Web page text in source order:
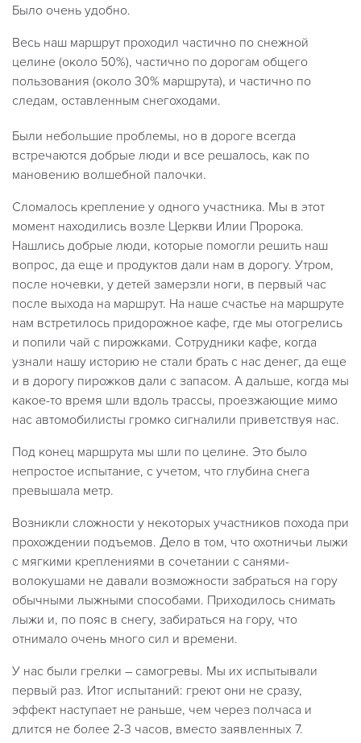
Было очень удобно.
Весь наш маршрут проходил частично по снежной
целине (около 50%), частично по дорогам общего
пользования (около 30% маршрута), и частично по
следам, оставленным снегоходами.
Были небольшие проблемы, но в дороге всегда
встречаются добрые люди и все решалось, как по
мановению волшебной палочки.
Сломалось крепление у одного участника. Мы в этот
момент находились возле Церкви Илии Пророка.
Нашлись добрые люди, которые помогли решить наш
вопрос, да еще и продуктов дали нам в дорогу. Утром,
после ночевки, у детей замерзли ноги, в первый час
после выхода на маршрут. На наше счастье на маршруте
нам встретилось придорожное кафе, где мы отогрелись
и попили чай с пирожками. Сотрудники кафе, когда
узнали нашу историю не стали брать с нас денег, да еще
и в дорогу пирожков дали с запасом. А дальше, когда мы
какое-то время шли вдоль трассы, проезжающие мимо
нас автомобилисты громко сигналили приветствуя нас.
Под конец маршрута мы шли по целине. Это было
непростое испытание, с учетом, что глубина снега
превышала метр.
Возникли сложности у некоторых участников похода при
прохождении подъемов. Дело в том, что охотничьи лыжи
с мягкими креплениями в сочетании с санями-
волокушами не давали возможности забраться на гору
обычными лыжными способами. Приходилось снимать
лыжи и, по пояс в снегу, забираться на гору, что
отнимало очень много сил и времени.
У нас были грелки – самогревы. Мы их испытывали
первый раз. Итог испытаний: греют они не сразу,
эффект наступает не раньше, чем через полчаса и
длится не более 2-3 часов, вместо заявленных 7.